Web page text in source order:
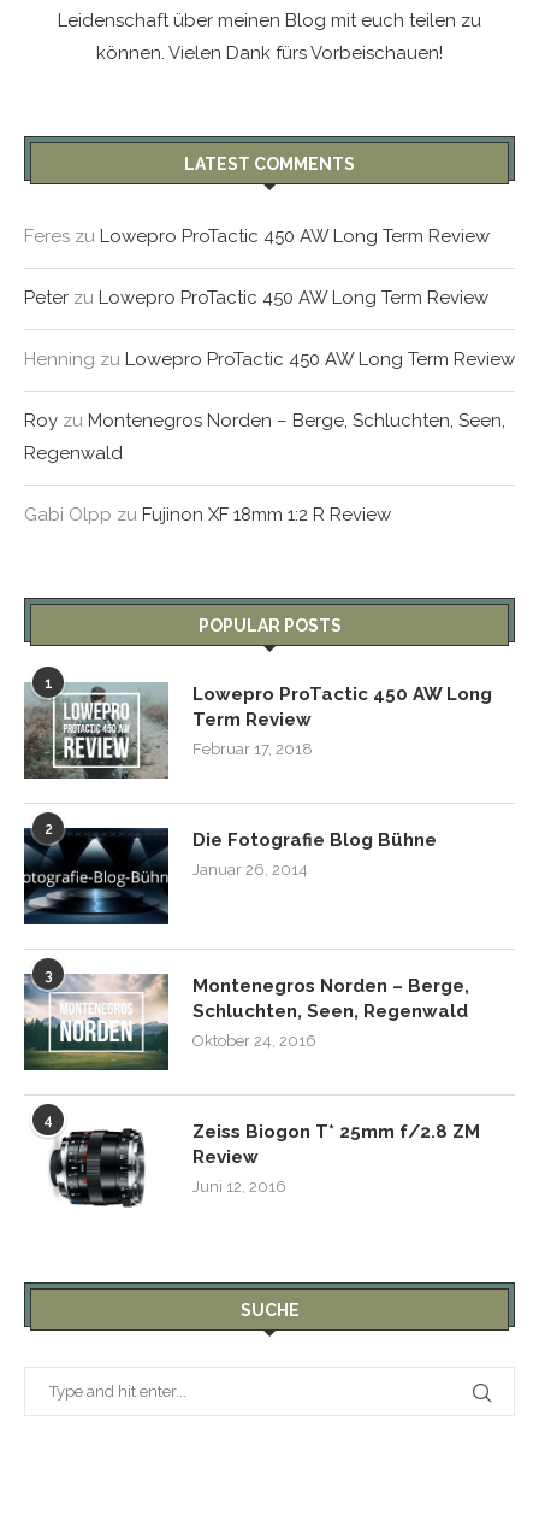
Leidenschaft über meinen Blog mit euch teilen zu
können. Vielen Dank fürs Vorbeischauen!
LATEST COMMENTS
Feres zu Lowepro ProTactic 450 AW Long Term Review
Peter zu Lowepro ProTactic 450 AW Long Term Review
Henning zu Lowepro ProTactic 450 AW Long Term Review
Roy zu Montenegros Norden – Berge, Schluchten, Seen,
Regenwald
Gabi Olpp zu Fujinon XF 18mm 1:2 R Review
POPULAR POSTS
1
Lowepro ProTactic 450 AW Long
Term Review
Februar 17, 2018
2 Die Fotografie Blog Bühne
Januar 26, 2014
3
Montenegros Norden – Berge,
Schluchten, Seen, Regenwald
Oktober 24, 2016
4
Zeiss Biogon T* 25mm f/2.8 ZM
Review
Juni 12, 2016
SUCHE